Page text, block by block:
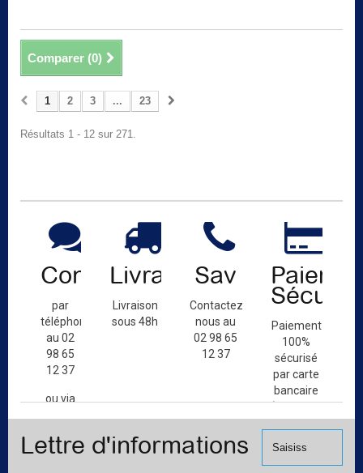
Comparer (0)
1 2 3 ... 23
Résultats 1 - 12 sur 271.
Contact
par
téléphone
au 02
98 65
12 37
ou via
de
Livraison
Livraison
sous 48h
Sav
Contactez-
nous au
02 98 65
12 37
Paiement
100%
sécurisé
par carte
bancaire
(Mastercard,
Visa, ...) et
Lettre d'informations